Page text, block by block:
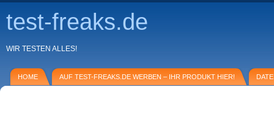
test-freaks.de
WIR TESTEN ALLES!
HOME AUF TEST-FREAKS.DE WERBEN – IHR PRODUKT HIER!